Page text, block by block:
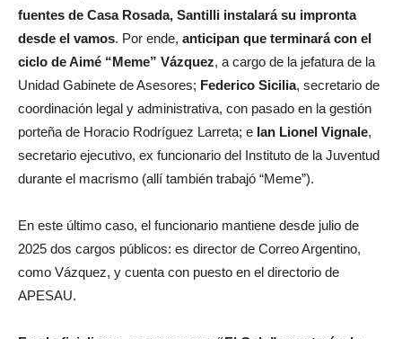
fuentes de Casa Rosada, Santilli instalará su impronta
desde el vamos. Por ende, anticipan que terminará con el
ciclo de Aimé “Meme” Vázquez, a cargo de la jefatura de la
Unidad Gabinete de Asesores; Federico Sicilia, secretario de
coordinación legal y administrativa, con pasado en la gestión
porteña de Horacio Rodríguez Larreta; e Ian Lionel Vignale,
secretario ejecutivo, ex funcionario del Instituto de la Juventud
durante el macrismo (allí también trabajó “Meme”).
En este último caso, el funcionario mantiene desde julio de
2025 dos cargos públicos: es director de Correo Argentino,
como Vázquez, y cuenta con puesto en el directorio de
APESAU.